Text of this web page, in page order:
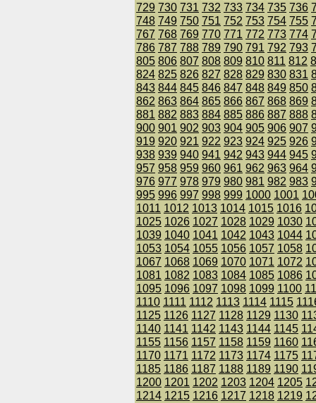
729 730 731 732 733 734 735 736
748 749 750 751 752 753 754 755
767 768 769 770 771 772 773 774
786 787 788 789 790 791 792 793
805 806 807 808 809 810 811 812
824 825 826 827 828 829 830 831
843 844 845 846 847 848 849 850
862 863 864 865 866 867 868 869
881 882 883 884 885 886 887 888
900 901 902 903 904 905 906 907
919 920 921 922 923 924 925 926
938 939 940 941 942 943 944 945
957 958 959 960 961 962 963 964
976 977 978 979 980 981 982 983
995 996 997 998 999 1000 1001
1011 1012 1013 1014 1015 1016
1025 1026 1027 1028 1029 1030
1039 1040 1041 1042 1043 1044
1053 1054 1055 1056 1057 1058
1067 1068 1069 1070 1071 1072
1081 1082 1083 1084 1085 1086
1095 1096 1097 1098 1099 1100
1110 1111 1112 1113 1114 1115
1125 1126 1127 1128 1129 1130
1140 1141 1142 1143 1144 1145
1155 1156 1157 1158 1159 1160
1170 1171 1172 1173 1174 1175
1185 1186 1187 1188 1189 1190
1200 1201 1202 1203 1204 1205
1214 1215 1216 1217 1218 1219